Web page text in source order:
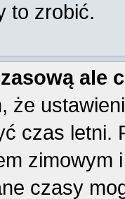
to zrobić.
ale
że
czas letni.
zimowym
czasy